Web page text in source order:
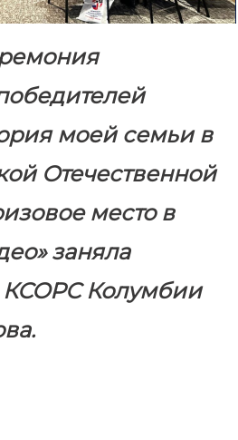
моей семьи в
Отечественной
место в
заняла
КСОРС Колумбии